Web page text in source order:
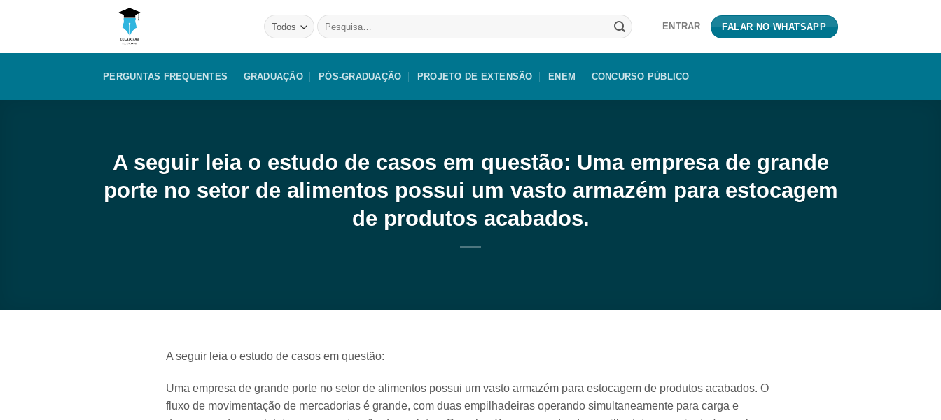
Pesquisar
por:
ENTRAR FALAR NO WHATSAPP
PERGUNTAS FREQUENTES GRADUAÇÃO PÓS-GRADUAÇÃO PROJETO DE EXTENSÃO ENEM CONCURSO PÚBLICO
A seguir leia o estudo de casos em questão: Uma empresa de grande
porte no setor de alimentos possui um vasto armazém para estocagem
de produtos acabados.
A seguir leia o estudo de casos em questão:
Uma empresa de grande porte no setor de alimentos possui um vasto armazém para estocagem de produtos acabados. O
fluxo de movimentação de mercadorias é grande, com duas empilhadeiras operando simultaneamente para carga e